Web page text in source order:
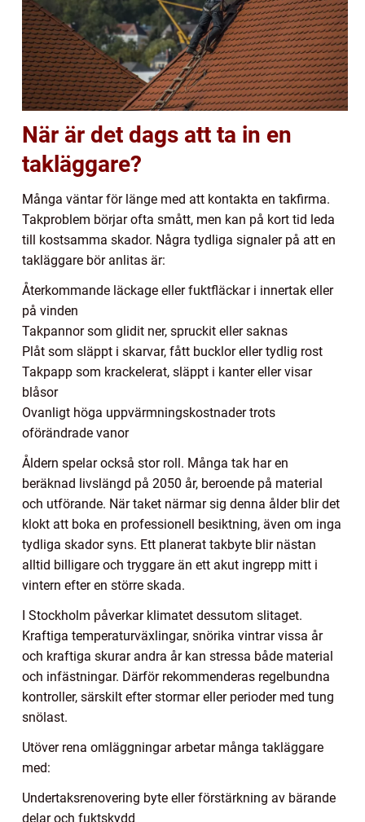
När är det dags att ta in en
takläggare?
Många väntar för länge med att kontakta en takfirma.
Takproblem börjar ofta smått, men kan på kort tid leda
till kostsamma skador. Några tydliga signaler på att en
takläggare bör anlitas är:
Återkommande läckage eller fuktfläckar i innertak eller
på vinden
Takpannor som glidit ner, spruckit eller saknas
Plåt som släppt i skarvar, fått bucklor eller tydlig rost
Takpapp som krackelerat, släppt i kanter eller visar
blåsor
Ovanligt höga uppvärmningskostnader trots
oförändrade vanor
Åldern spelar också stor roll. Många tak har en
beräknad livslängd på 2050 år, beroende på material
och utförande. När taket närmar sig denna ålder blir det
klokt att boka en professionell besiktning, även om inga
tydliga skador syns. Ett planerat takbyte blir nästan
alltid billigare och tryggare än ett akut ingrepp mitt i
vintern efter en större skada.
I Stockholm påverkar klimatet dessutom slitaget.
Kraftiga temperaturväxlingar, snörika vintrar vissa år
och kraftiga skurar andra år kan stressa både material
och infästningar. Därför rekommenderas regelbundna
kontroller, särskilt efter stormar eller perioder med tung
snölast.
Utöver rena omläggningar arbetar många takläggare
med:
Undertaksrenovering byte eller förstärkning av bärande
delar och fuktskydd